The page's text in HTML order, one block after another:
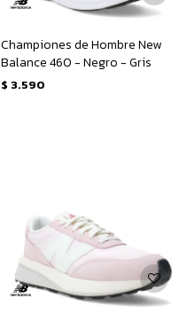
Championes de Hombre New
Balance 460 - Negro - Gris
$ 3.590